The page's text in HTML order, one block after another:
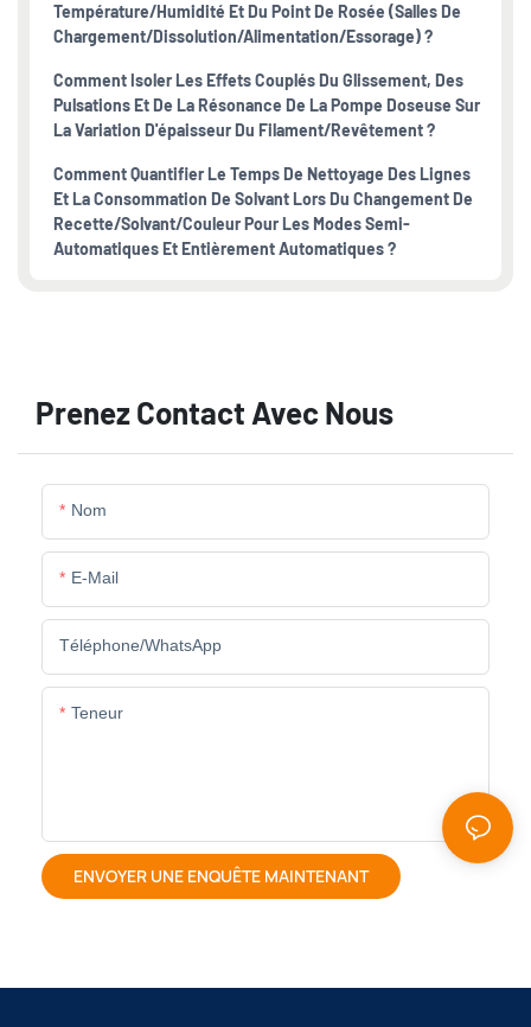
Température/humidité Et Du Point De Rosée (salles De
Chargement/dissolution/alimentation/essorage) ?
Comment Isoler Les Effets Couplés Du Glissement, Des
Pulsations Et De La Résonance De La Pompe Doseuse Sur
La Variation D'épaisseur Du Filament/revêtement ?
Comment Quantifier Le Temps De Nettoyage Des Lignes
Et La Consommation De Solvant Lors Du Changement De
Recette/solvant/couleur Pour Les Modes Semi-
Automatiques Et Entièrement Automatiques ?
Prenez Contact Avec Nous
Nom
E-Mail
Téléphone/WhatsApp
Teneur
ENVOYER UNE ENQUÊTE MAINTENANT